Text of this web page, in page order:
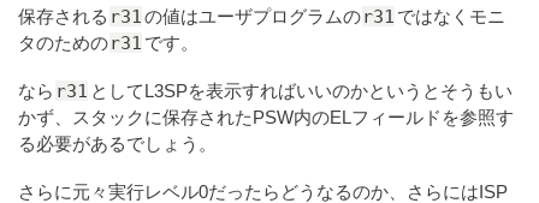
保存される r31の値はユーザプログラムのr31 ではなくモニ
タのためのr31 です。
なら r31 としてL3SPを表示すればいいのかというとそうもい
かず、スタックに保存されたPSW内のELフィールドを参照す
る必要があるでしょう。
さらに元々実行レベル0だったらどうなるのか、さらにはISP